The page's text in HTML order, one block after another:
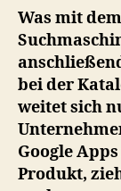
Was mit
bei der
weitet sich
Google
Produkt,